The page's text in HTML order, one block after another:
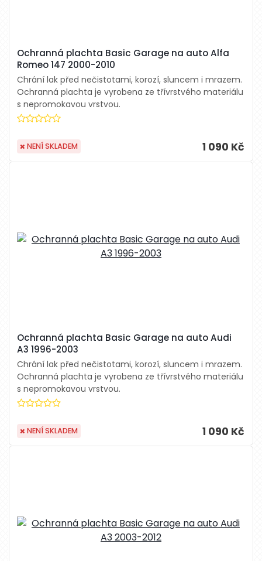
Ochranná plachta Basic Garage na auto Alfa
Romeo 147 2000-2010
Chrání lak před nečistotami, korozí, sluncem i mrazem.
Ochranná plachta je vyrobena ze třívrstvého materiálu
s nepromokavou vrstvou.
1 090 Kč
NENÍ SKLADEM
Ochranná plachta Basic Garage na auto Audi
A3 1996-2003
Chrání lak před nečistotami, korozí, sluncem i mrazem.
Ochranná plachta je vyrobena ze třívrstvého materiálu
s nepromokavou vrstvou.
1 090 Kč
NENÍ SKLADEM